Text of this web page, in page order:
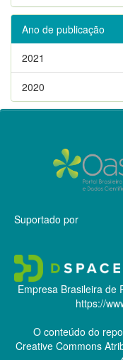
Ano de publicação
2021
2020
Suportado por
Empresa Brasileira de
https://
O conteúdo do
Creative Commons